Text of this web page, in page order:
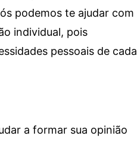
podemos te ajudar com
individual, pois
pessoais de cada
a formar sua opinião